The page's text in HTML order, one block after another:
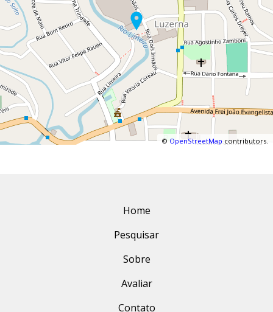
© OpenStreetMap contributors.
Home
Pesquisar
Sobre
Avaliar
Contato